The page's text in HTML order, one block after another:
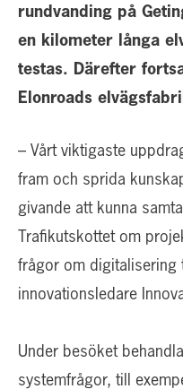
rundvanding på
en kilometer långa
testas. Därefter
Elonroads
– Vårt viktigaste
fram och sprida
givande att kunna
Trafikutskottet om
frågor om digitalisering
innovationsledare
Under besöket
systemfrågor, till